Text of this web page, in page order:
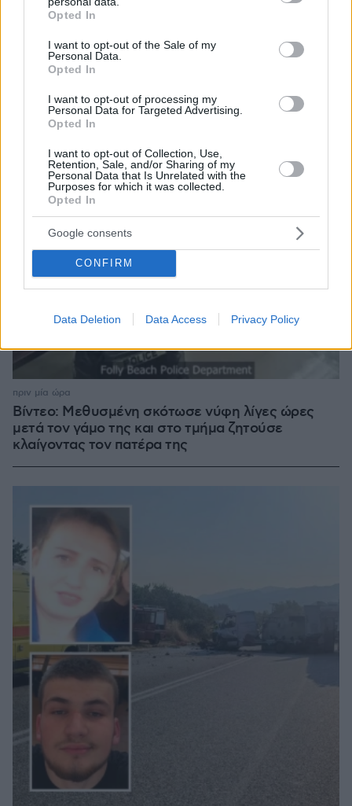
grant or deny consent to Google and its third-party tags to
use your data for below specified purposes in below Google
consent section.
Opted In
I want to opt-out of the Sale of my
Personal Data.
Opted In
I want to opt-out of processing my
Personal Data for Targeted Advertising.
Opted In
I want to opt-out of Collection, Use,
Retention, Sale, and/or Sharing of my
Personal Data that Is Unrelated with the
Purposes for which it was collected.
Opted In
Google consents
CONFIRM
Data Deletion Data Access Privacy Policy
ζωή: «Οι άνθρωποι δεν κυβερνάμε τον κόσμο»
Βίντεο: Μεθυσμένη σκότωσε νύφη λίγες ώρες
μετά τον γάμο της και στο τμήμα ζητούσε
κλαίγοντας τον πατέρα της
πριν μία ώρα